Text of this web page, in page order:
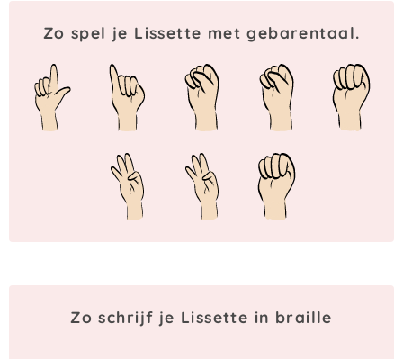
Zo spel je Lissette met gebarentaal.
Zo schrijf je Lissette in braille